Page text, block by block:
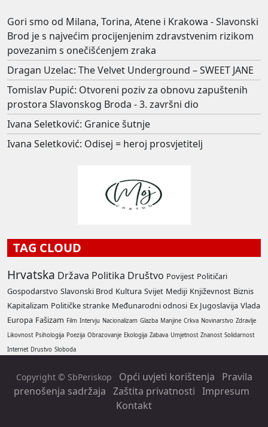
Gori smo od Milana, Torina, Atene i Krakowa - Slavonski
Brod je s najvećim procijenjenim zdravstvenim rizikom
povezanim s onečišćenjem zraka
Dragan Uzelac: The Velvet Underground – SWEET JANE
Tomislav Pupić: Otvoreni poziv za obnovu zapuštenih
prostora Slavonskog Broda - 3. završni dio
Ivana Seletković: Granice šutnje
Ivana Seletković: Odisej = heroj prosvjetitelj
TAG CLOUD
Hrvatska Država Politika Društvo Povijest Političari
Gospodarstvo Slavonski Brod Kultura Svijet Mediji Književnost Biznis
Kapitalizam Političke stranke Međunarodni odnosi Ex Jugoslavija Vlada
Europa Fašizam Film Intervju Nacionalizam Glazba Manjine Crkva Novinarstvo Zdravlje
Likovnost Psihologija Poezija Obrazovanje Ekologija Zabava Umjetnost Znanost Solidarnost
Internet Drustvo Sloboda
Copyright © SbPeriskop Opći uvjeti korištenja
Pravila
prenošenja sadržaja Zaštita privatnosti Impresum
Kontakt